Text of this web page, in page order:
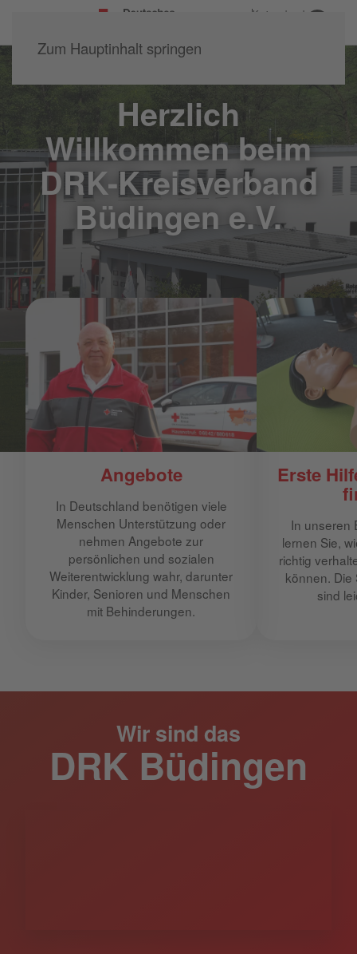
Zum Hauptinhalt springen
Kreisverband
Herzlich
Willkommen beim
DRK-Kreisverband
Büdingen e.V.
Angebote
In Deutschland benötigen viele
Menschen Unterstützung oder
nehmen Angebote zur
persönlichen und sozialen
Weiterentwicklung wahr, darunter
Kinder, Senioren und Menschen
mit Behinderungen.
Erste
In unseren
lernen Sie,
richtig
können.
sind
Wir sind das
DRK Büdingen